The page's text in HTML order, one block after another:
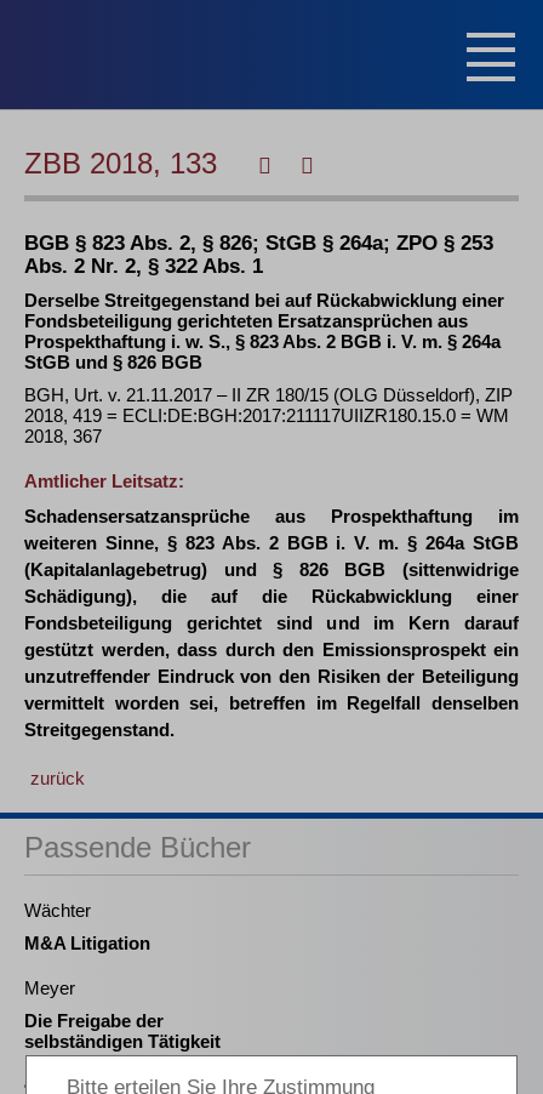
ZBB 2018, 133
BGB § 823 Abs. 2, § 826; StGB § 264a; ZPO § 253
Abs. 2 Nr. 2, § 322 Abs. 1
Derselbe Streitgegenstand bei auf Rückabwicklung einer
Fondsbeteiligung gerichteten Ersatzansprüchen aus
Prospekthaftung i. w. S., § 823 Abs. 2 BGB i. V. m. § 264a
StGB und § 826 BGB
BGH, Urt. v. 21.11.2017 – II ZR 180/15 (OLG Düsseldorf), ZIP
2018, 419 = ECLI:DE:BGH:2017:211117UIIZR180.15.0 = WM
2018, 367
Amtlicher Leitsatz:
Schadensersatzansprüche aus Prospekthaftung im
weiteren Sinne, § 823 Abs. 2 BGB i. V. m. § 264a StGB
(Kapitalanlagebetrug) und § 826 BGB (sittenwidrige
Schädigung), die auf die Rückabwicklung einer
Fondsbeteiligung gerichtet sind und im Kern darauf
gestützt werden, dass durch den Emissionsprospekt ein
unzutreffender Eindruck von den Risiken der Beteiligung
vermittelt worden sei, betreffen im Regelfall denselben
Streitgegenstand.
zurück
Passende Bücher
Wächter
M&A Litigation
Meyer
Die Freigabe der
selbständigen Tätigkeit
nach § 35 Abs. 2 InsO aus
arbeitsrechtlicher